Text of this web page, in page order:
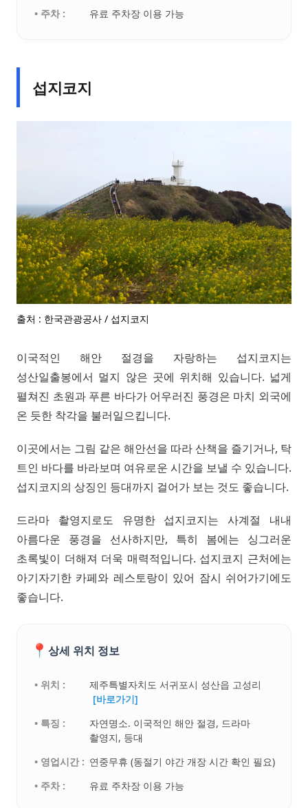
• 주차 : 유료 주차장 이용 가능
섭지코지
출처 : 한국관광공사 / 섭지코지
이국적인 해안 절경을 자랑하는 섭지코지는
성산일출봉에서 멀지 않은 곳에 위치해 있습니다. 넓게
펼쳐진 초원과 푸른 바다가 어우러진 풍경은 마치 외국에
온 듯한 착각을 불러일으킵니다.
이곳에서는 그림 같은 해안선을 따라 산책을 즐기거나, 탁
트인 바다를 바라보며 여유로운 시간을 보낼 수 있습니다.
섭지코지의 상징인 등대까지 걸어가 보는 것도 좋습니다.
드라마 촬영지로도 유명한 섭지코지는 사계절 내내
아름다운 풍경을 선사하지만, 특히 봄에는 싱그러운
초록빛이 더해져 더욱 매력적입니다. 섭지코지 근처에는
아기자기한 카페와 레스토랑이 있어 잠시 쉬어가기에도
좋습니다.
📍 상세 위치 정보
• 위치 :
제주특별자치도 서귀포시 성산읍 고성리
[바로가기]
• 특징 :
자연명소. 이국적인 해안 절경, 드라마
촬영지, 등대
• 영업시간 : 연중무휴 (동절기 야간 개장 시간 확인 필요)
• 주차 :
유료 주차장 이용 가능